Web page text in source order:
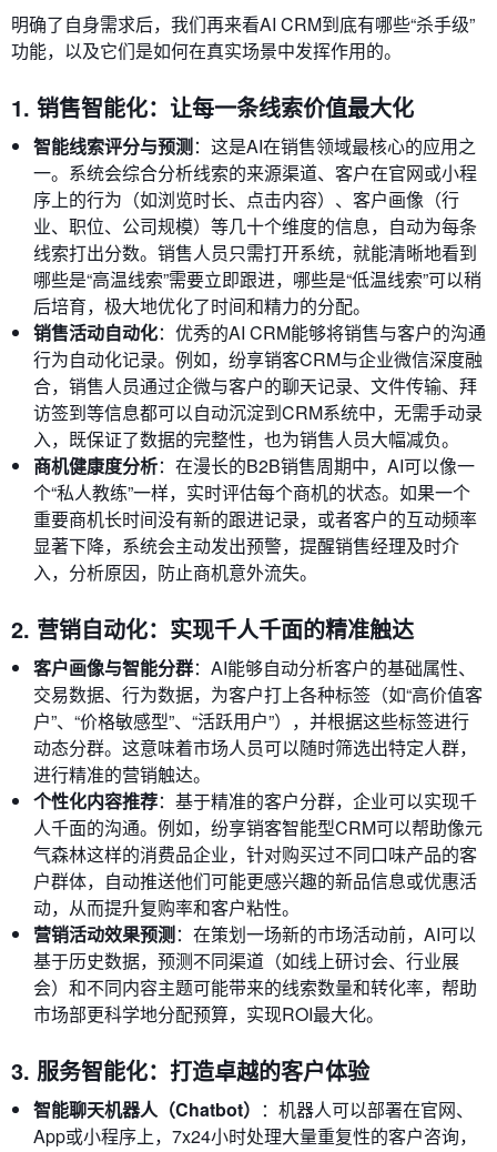
明确了自身需求后，我们再来看AI CRM到底有哪些“杀手级”
功能，以及它们是如何在真实场景中发挥作用的。
1. 销售智能化：让每一条线索价值最大化
智能线索评分与预测：这是AI在销售领域最核心的应用之
一。系统会综合分析线索的来源渠道、客户在官网或小程
序上的行为（如浏览时长、点击内容）、客户画像（行
业、职位、公司规模）等几十个维度的信息，自动为每条
线索打出分数。销售人员只需打开系统，就能清晰地看到
哪些是“高温线索”需要立即跟进，哪些是“低温线索”可以稍
后培育，极大地优化了时间和精力的分配。
销售活动自动化：优秀的AI CRM能够将销售与客户的沟通
行为自动化记录。例如，纷享销客CRM与企业微信深度融
合，销售人员通过企微与客户的聊天记录、文件传输、拜
访签到等信息都可以自动沉淀到CRM系统中，无需手动录
入，既保证了数据的完整性，也为销售人员大幅减负。
商机健康度分析：在漫长的B2B销售周期中，AI可以像一
个“私人教练”一样，实时评估每个商机的状态。如果一个
重要商机长时间没有新的跟进记录，或者客户的互动频率
显著下降，系统会主动发出预警，提醒销售经理及时介
入，分析原因，防止商机意外流失。
2. 营销自动化：实现千人千面的精准触达
客户画像与智能分群：AI能够自动分析客户的基础属性、
交易数据、行为数据，为客户打上各种标签（如“高价值客
户”、“价格敏感型”、“活跃用户”），并根据这些标签进行
动态分群。这意味着市场人员可以随时筛选出特定人群，
进行精准的营销触达。
个性化内容推荐：基于精准的客户分群，企业可以实现千
人千面的沟通。例如，纷享销客智能型CRM可以帮助像元
气森林这样的消费品企业，针对购买过不同口味产品的客
户群体，自动推送他们可能更感兴趣的新品信息或优惠活
动，从而提升复购率和客户粘性。
营销活动效果预测：在策划一场新的市场活动前，AI可以
基于历史数据，预测不同渠道（如线上研讨会、行业展
会）和不同内容主题可能带来的线索数量和转化率，帮助
市场部更科学地分配预算，实现ROI最大化。
3. 服务智能化：打造卓越的客户体验
智能聊天机器人（Chatbot） ：机器人可以部署在官网、
App或小程序上，7x24小时处理大量重复性的客户咨询，